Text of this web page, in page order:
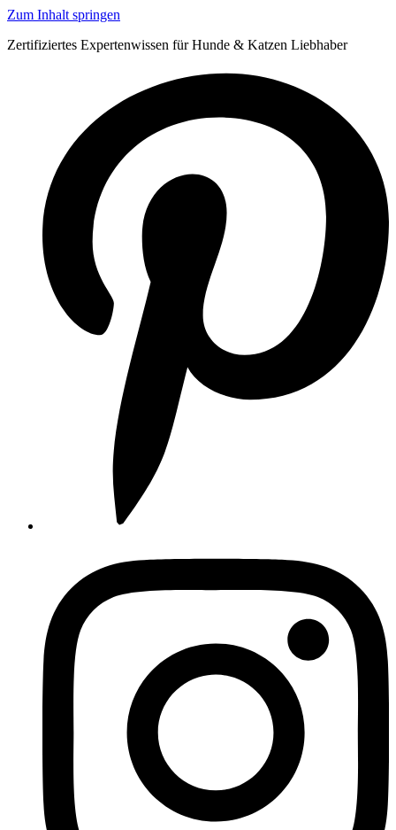
Zum Inhalt springen
Zertifiziertes Expertenwissen für Hunde & Katzen Liebhaber